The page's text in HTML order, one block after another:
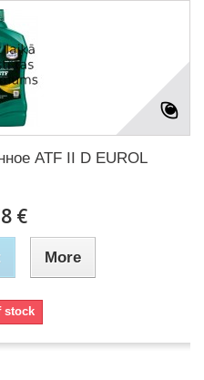
ATF II D EUROL
€
More
stock